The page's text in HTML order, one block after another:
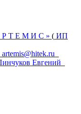
Р Т Е М И С » ( ИП
artemis@hitek.ru
Евгений